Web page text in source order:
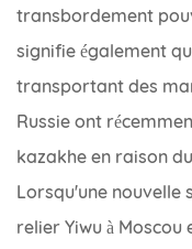
transbordement
signifie également
transportant des
Russie ont
kazakhe en raison
Lorsqu'une
relier Yiwu à Moscou